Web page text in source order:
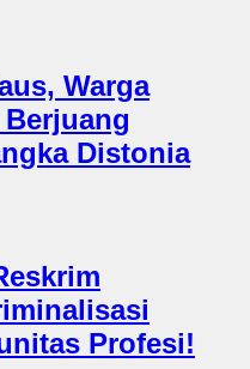
Warga
Distonia
Profesi!